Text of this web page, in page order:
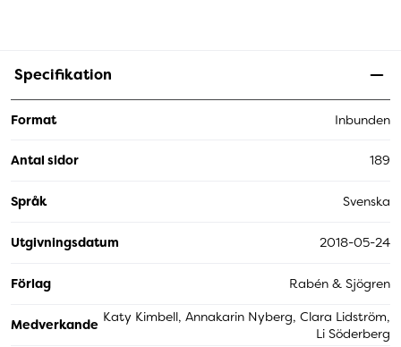
Specifikation
Format Inbunden
Antal sidor 189
Språk Svenska
Utgivningsdatum 2018-05-24
Förlag Rabén & Sjögren
Medverkande
Katy Kimbell, Annakarin Nyberg, Clara Lidström,
Li Söderberg